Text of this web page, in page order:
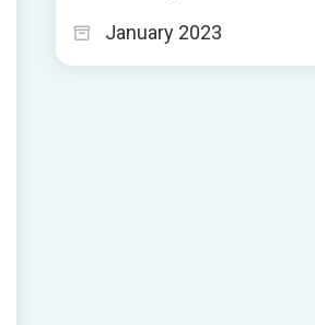
January 2023